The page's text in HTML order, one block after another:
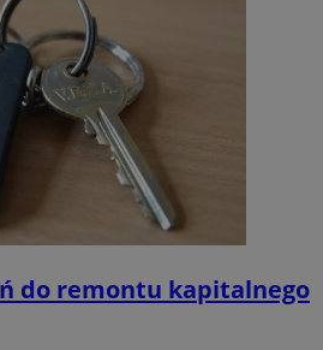
do remontu kapitalnego